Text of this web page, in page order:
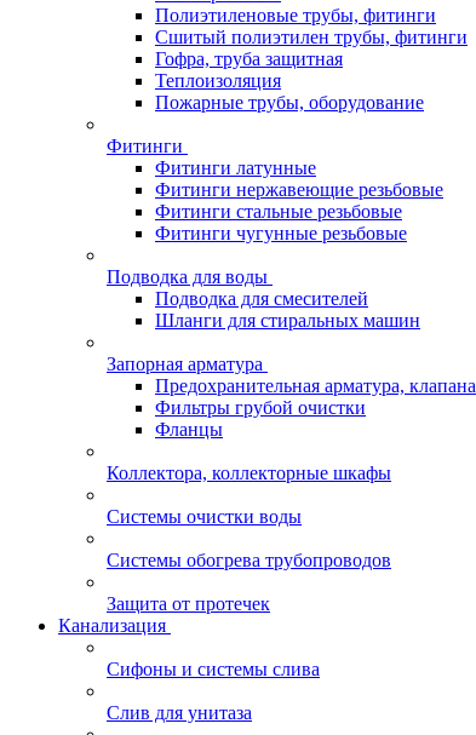
Полиэтиленовые трубы, фитинги
Сшитый полиэтилен трубы, фитинги
Гофра, труба защитная
Теплоизоляция
Пожарные трубы, оборудование
Фитинги
Фитинги латунные
Фитинги нержавеющие резьбовые
Фитинги стальные резьбовые
Фитинги чугунные резьбовые
Подводка для воды
Подводка для смесителей
Шланги для стиральных машин
Запорная арматура
Предохранительная арматура, клапана
Фильтры грубой очистки
Фланцы
Коллектора, коллекторные шкафы
Системы очистки воды
Системы обогрева трубопроводов
Защита от протечек
Канализация
Сифоны и системы слива
Слив для унитаза